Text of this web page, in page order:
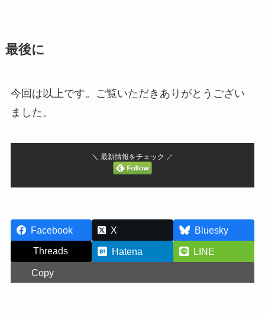
最後に
今回は以上です。ご覧いただきありがとうござい
ました。
＼ 最新情報をチェック ／
Facebook X
Bluesky
Threads
Hatena
LINE
Copy